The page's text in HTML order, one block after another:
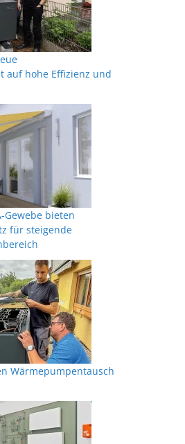
auf hohe Effizienz und
Gewebe bieten
für steigende
Wärmepumpentausch